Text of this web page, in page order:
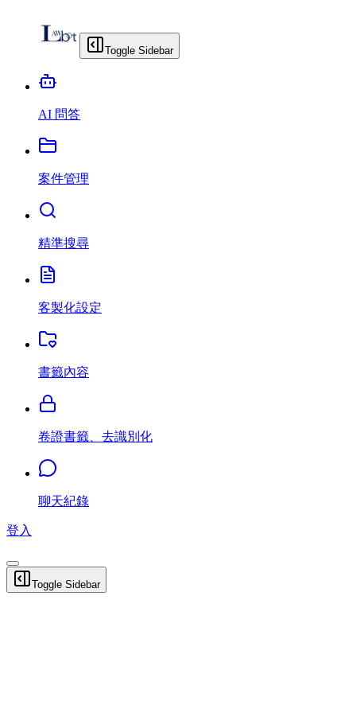
Toggle Sidebar
AI 問答
案件管理
精準搜尋
客製化設定
書籤內容
卷證書籤、去識別化
聊天紀錄
登入
Toggle Sidebar